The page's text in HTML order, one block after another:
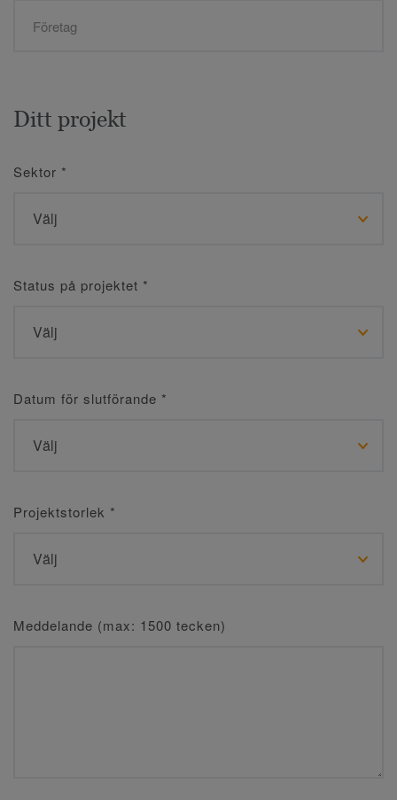
Ditt projekt
Sektor *
Status på projektet *
Datum för slutförande *
Projektstorlek *
Meddelande (max: 1500 tecken)